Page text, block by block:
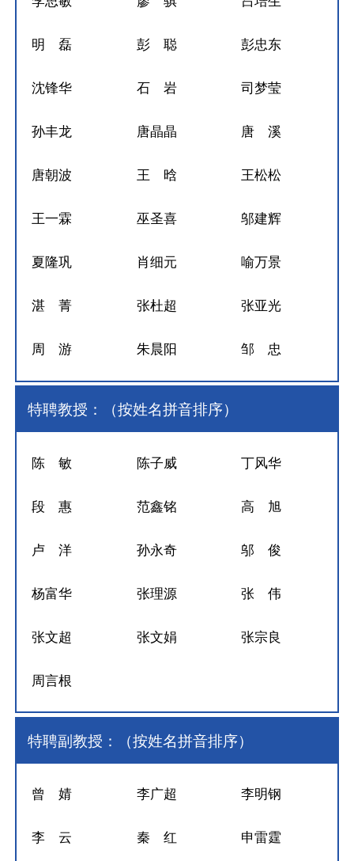
明 磊 彭 聪 彭忠东
沈锋华 石 岩 司梦莹
孙丰龙 唐晶晶 唐 溪
唐朝波 王 晗 王松松
王一霖 巫圣喜 邬建辉
夏隆巩 肖细元 喻万景
湛 菁 张杜超 张亚光
周 游 朱晨阳 邹 忠
特聘教授：（按姓名拼音排序）
陈 敏 陈子威 丁风华
段 惠 范鑫铭 高 旭
卢 洋 孙永奇 邬 俊
杨富华 张理源 张 伟
张文超 张文娟 张宗良
周言根
特聘副教授：（按姓名拼音排序）
曾 婧 李广超 李明钢
李 云 秦 红 申雷霆